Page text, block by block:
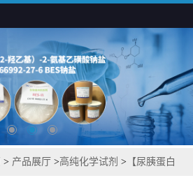
> 产品展厅 >高纯化学试剂 > 【尿胰蛋白